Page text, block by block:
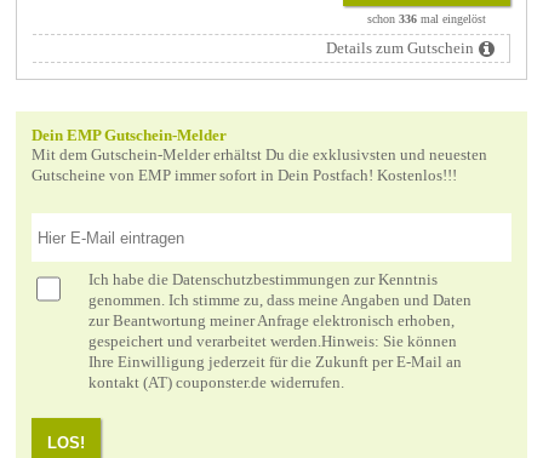
schon336 mal eingelöst
Details zum Gutschein
Dein EMP Gutschein-Melder
Mit dem Gutschein-Melder erhältst Du die exklusivsten und neuesten
Gutscheine von EMP immer sofort in Dein Postfach! Kostenlos!!!
Ich habe die Datenschutzbestimmungen zur Kenntnis
genommen. Ich stimme zu, dass meine Angaben und Daten
zur Beantwortung meiner Anfrage elektronisch erhoben,
gespeichert und verarbeitet werden.Hinweis: Sie können
Ihre Einwilligung jederzeit für die Zukunft per E-Mail an
kontakt (AT) couponster.de widerrufen.
LOS!